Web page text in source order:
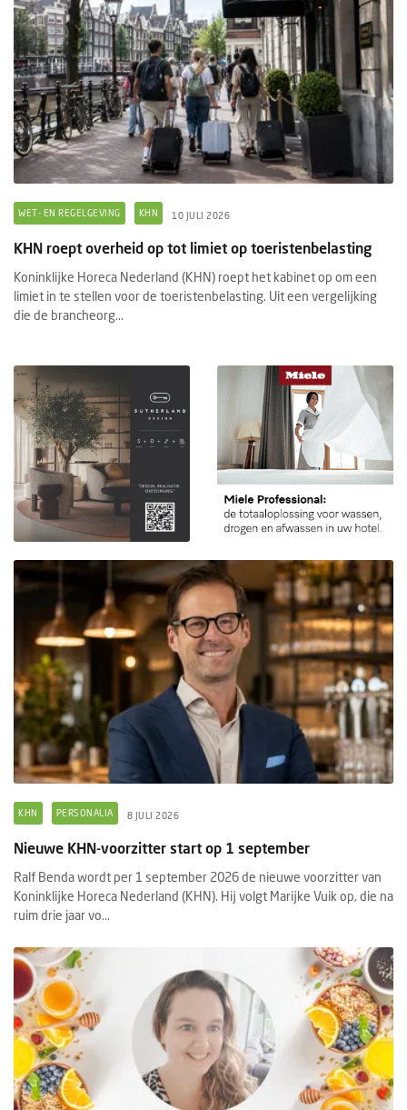
WET- EN REGELGEVING KHN 10 JULI 2026
KHN roept overheid op tot limiet op toeristenbelasting
Koninklijke Horeca Nederland (KHN) roept het kabinet op om een
limiet in te stellen voor de toeristenbelasting. Uit een vergelijking
die de brancheorg...
KHN PERSONALIA 8 JULI 2026
Nieuwe KHN-voorzitter start op 1 september
Ralf Benda wordt per 1 september 2026 de nieuwe voorzitter van
Koninklijke Horeca Nederland (KHN). Hij volgt Marijke Vuik op, die na
ruim drie jaar vo...